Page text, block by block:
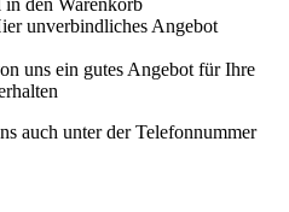
den Warenkorb
unverbindliches Angebot
uns ein gutes Angebot für Ihre
auch unter der Telefonnummer